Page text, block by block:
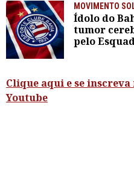
MOVIMENTO
Ídolo do
tumor
pelo
Clique aqui e se inscreva
Youtube